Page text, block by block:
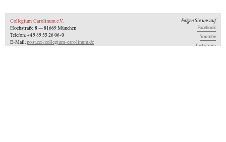
Collegium Carolinum e.V.
Hochstraße 8 — 81669 München
Telefon: +49 89 55 26 06-0
E-Mail:post.cc@collegium-carolinum.de
Folgen Sie uns auf
Facebook
Youtube
Instagram